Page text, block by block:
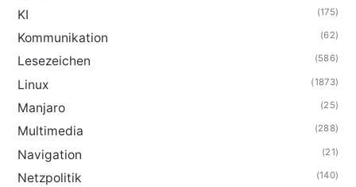
KI (175)
Kommunikation (62)
Lesezeichen (586)
Linux (1873)
Manjaro (25)
Multimedia (288)
Navigation (21)
Netzpolitik (140)